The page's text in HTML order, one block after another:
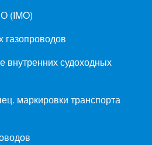
(IMO)
газопроводов
внутренних судоходных
маркировки транспорта